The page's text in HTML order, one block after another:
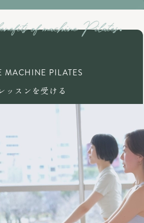
MACHINE PILATES
ッスンを受ける